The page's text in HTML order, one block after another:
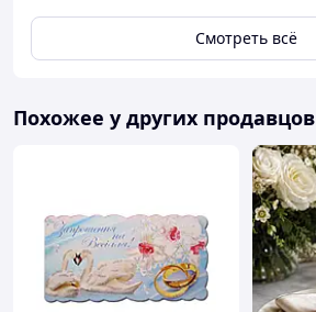
Смотреть всё
Похожее у других продавцов